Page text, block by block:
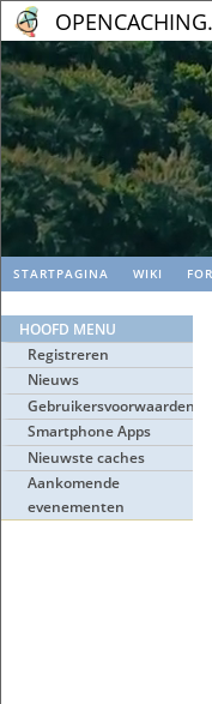
STARTPAGINA WIKI
HOOFD MENU
Registreren
Nieuws
Gebruikersvoorwaarden
Smartphone Apps
Nieuwste caches
Aankomende
evenementen